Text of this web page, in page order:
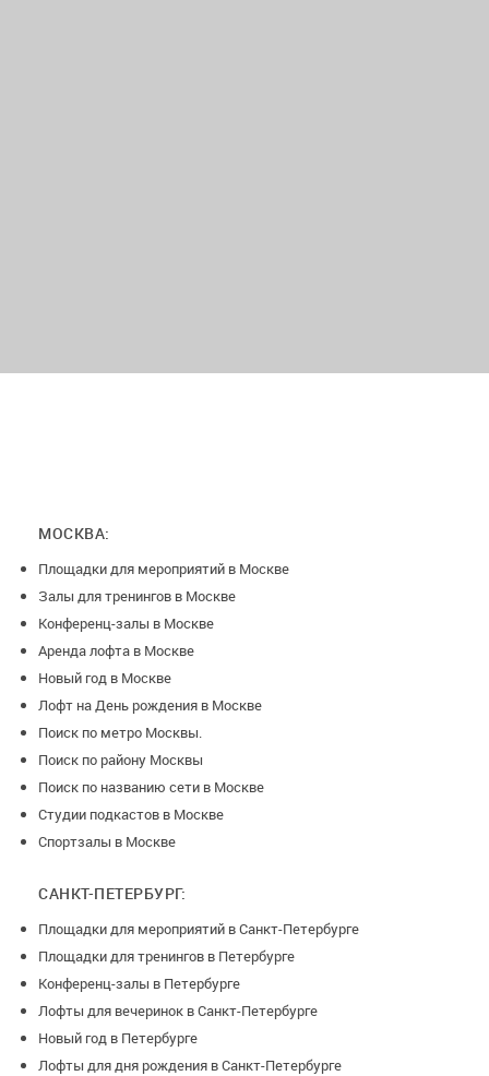
МОСКВА:
Площадки для мероприятий в Москве
Залы для тренингов в Москве
Конференц-залы в Москве
Аренда лофта в Москве
Новый год в Москве
Лофт на День рождения в Москве
Поиск по метро Москвы.
Поиск по району Москвы
Поиск по названию сети в Москве
Студии подкастов в Москве
Спортзалы в Москве
САНКТ-ПЕТЕРБУРГ:
Площадки для мероприятий в Санкт-Петербурге
Площадки для тренингов в Петербурге
Конференц-залы в Петербурге
Лофты для вечеринок в Санкт-Петербурге
Новый год в Петербурге
Лофты для дня рождения в Санкт-Петербурге